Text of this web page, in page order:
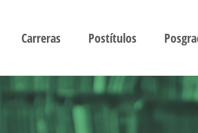
Carreras Postítulos